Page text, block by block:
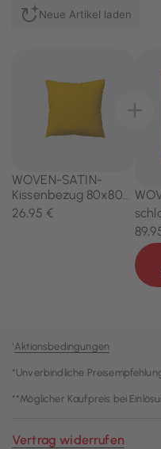
¹Aktionsbedingungen
*Unverbindliche
**Möglicher Kaufpreis bei
Vertrag widerrufen